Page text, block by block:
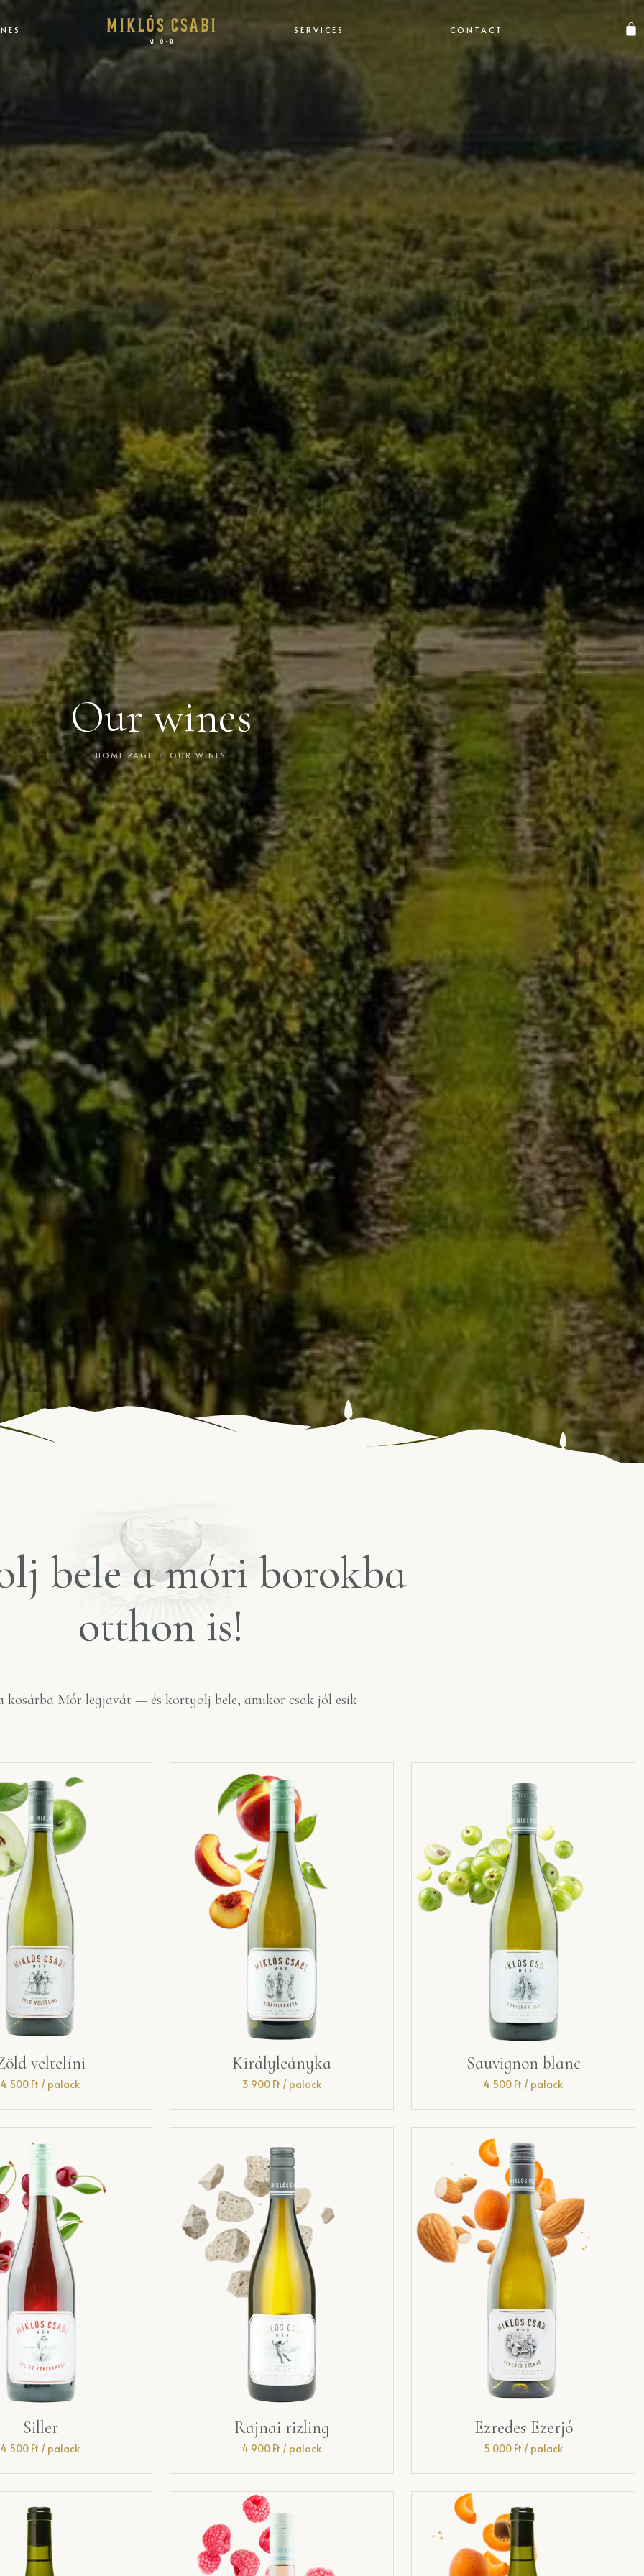
SERVICES CONTACT
Our wines
HOME PAGE OUR WINES
bele a móri borokba
otthon is!
kosárba Mór legjavát — és kortyolj bele, amikor csak jól esik
veltelíni
4 500 Ft / palack
Királyleányka
3 900 Ft / palack
Sauvignon blanc
4 500 Ft / palack
Siller
4 500 Ft / palack
Rajnai rizling
4 900 Ft / palack
Ezredes Ezerjó
5 000 Ft / palack